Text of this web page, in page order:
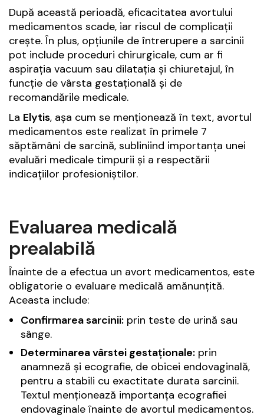
După această perioadă, eficacitatea avortului
medicamentos scade, iar riscul de complicații
crește. În plus, opțiunile de întrerupere a sarcinii
pot include proceduri chirurgicale, cum ar fi
aspirația vacuum sau dilatația și chiuretajul, în
funcție de vârsta gestațională și de
recomandările medicale.
La Elytis, așa cum se menționează în text, avortul
medicamentos este realizat în primele 7
săptămâni de sarcină, subliniind importanța unei
evaluări medicale timpurii și a respectării
indicațiilor profesioniștilor.
Evaluarea medicală
prealabilă
Înainte de a efectua un avort medicamentos, este
obligatorie o evaluare medicală amănunțită.
Aceasta include:
Confirmarea sarcinii: prin teste de urină sau
sânge.
Determinarea vârstei gestaționale: prin
anamneză și ecografie, de obicei endovaginală,
pentru a stabili cu exactitate durata sarcinii.
Textul menționează importanța ecografiei
endovaginale înainte de avortul medicamentos.